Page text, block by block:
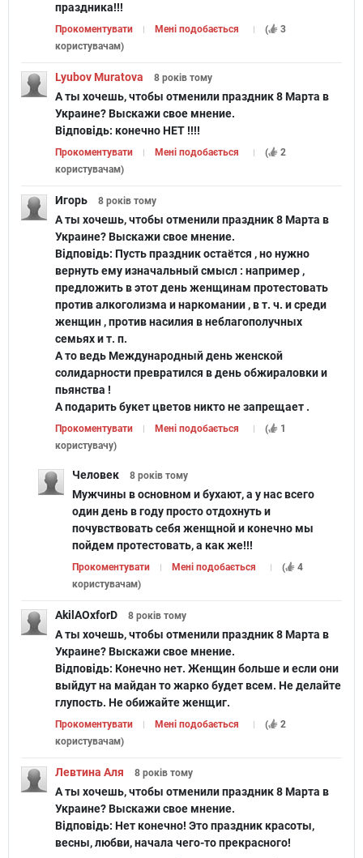
праздника!!!
Прокоментувати Мені подобається (
3
користувачам)
Lyubov Muratova 8 років тому
А ты хочешь, чтобы отменили праздник 8 Марта в
Украине? Выскажи свое мнение.
Відповідь: конечно НЕТ !!!!
Прокоментувати Мені подобається (
2
користувачам)
Игорь 8 років тому
А ты хочешь, чтобы отменили праздник 8 Марта в
Украине? Выскажи свое мнение.
Відповідь: Пусть праздник остаётся , но нужно
вернуть ему изначальный смысл : например ,
предложить в этот день женщинам протестовать
против алкоголизма и наркомании , в т. ч. и среди
женщин , против насилия в неблагополучных
семьях и т. п.
А то ведь Международный день женской
солидарности превратился в день обжираловки и
пьянства !
А подарить букет цветов никто не запрещает .
Прокоментувати Мені подобається (
1
користувачу)
Человек 8 років тому
Мужчины в основном и бухают, а у нас всего
один день в году просто отдохнуть и
почувствовать себя женщной и конечно мы
пойдем протестовать, а как же!!!
Прокоментувати Мені подобається (
4
користувачам)
AkilAOxforD 8 років тому
А ты хочешь, чтобы отменили праздник 8 Марта в
Украине? Выскажи свое мнение.
Відповідь: Конечно нет. Женщин больше и если они
выйдут на майдан то жарко будет всем. Не делайте
глупость. Не обижайте женщиг.
Прокоментувати Мені подобається (
2
користувачам)
Левтина Аля 8 років тому
А ты хочешь, чтобы отменили праздник 8 Марта в
Украине? Выскажи свое мнение.
Відповідь: Нет конечно! Это праздник красоты,
весны, любви, начала чего-то прекрасного!